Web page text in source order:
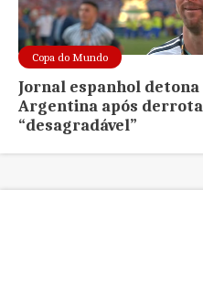
Copa do Mundo
Jornal espanhol
Argentina após derrota
“desagradável”